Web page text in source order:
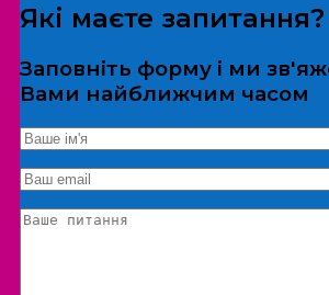
*Дані не передаються третім
Екскурсія/локація
Які маєте запитання?
Заповніть форму і ми
Вами найближчим часом